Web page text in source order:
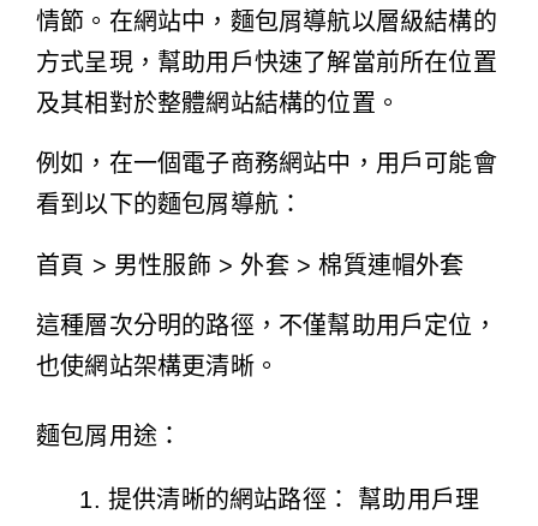
情節。在網站中，麵包屑導航以層級結構的
方式呈現，幫助用戶快速了解當前所在位置
及其相對於整體網站結構的位置。
例如，在一個電子商務網站中，用戶可能會
看到以下的麵包屑導航：
首頁 > 男性服飾 > 外套 > 棉質連帽外套
這種層次分明的路徑，不僅幫助用戶定位，
也使網站架構更清晰。
麵包屑用途：
提供清晰的網站路徑： 幫助用戶理